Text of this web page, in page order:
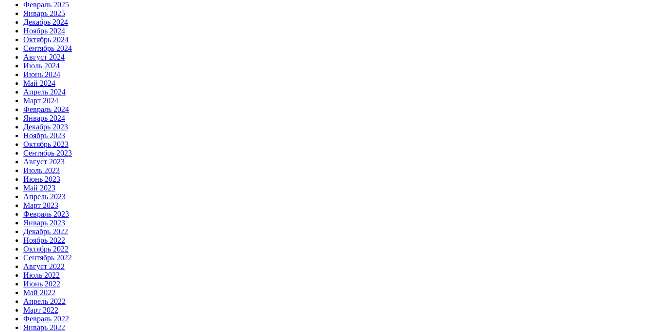
Февраль 2025
Январь 2025
Декабрь 2024
Ноябрь 2024
Октябрь 2024
Сентябрь 2024
Август 2024
Июль 2024
Июнь 2024
Май 2024
Апрель 2024
Март 2024
Февраль 2024
Январь 2024
Декабрь 2023
Ноябрь 2023
Октябрь 2023
Сентябрь 2023
Август 2023
Июль 2023
Июнь 2023
Май 2023
Апрель 2023
Март 2023
Февраль 2023
Январь 2023
Декабрь 2022
Ноябрь 2022
Октябрь 2022
Сентябрь 2022
Август 2022
Июль 2022
Июнь 2022
Май 2022
Апрель 2022
Март 2022
Февраль 2022
Январь 2022